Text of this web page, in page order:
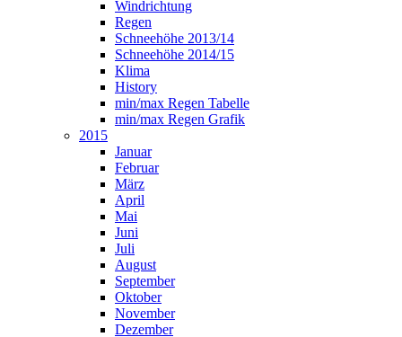
Windrichtung
Regen
Schneehöhe 2013/14
Schneehöhe 2014/15
Klima
History
min/max Regen Tabelle
min/max Regen Grafik
2015
Januar
Februar
März
April
Mai
Juni
Juli
August
September
Oktober
November
Dezember